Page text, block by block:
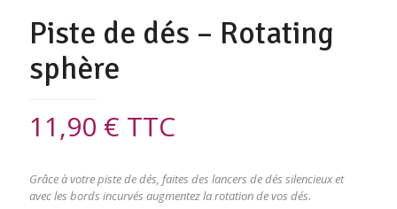
Piste de dés – Rotating
sphère
11,90 € TTC
Grâce à votre piste de dés, faites des lancers de dés silencieux et
avec les bords incurvés augmentez la rotation de vos dés.